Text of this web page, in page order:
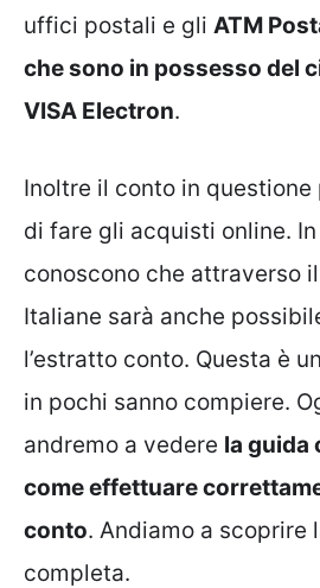
uffici postali e gli ATM
che sono in possesso del
VISA Electron.
Inoltre il conto in
di fare gli acquisti online.
conoscono che attraverso
Italiane sarà anche
l’estratto conto. Questa è
in pochi sanno compiere.
andremo a vedere la guida
come effettuare
conto. Andiamo a scoprire
completa.